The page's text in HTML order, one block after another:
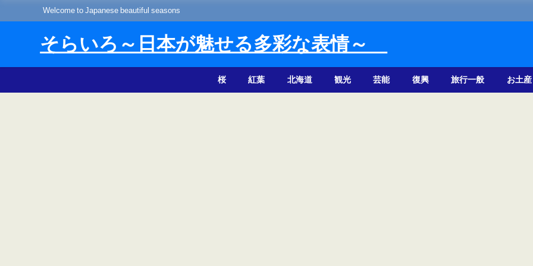
Welcome to Japanese beautiful seasons
そらいろ～日本が魅せる多彩な表情～
桜 紅葉 北海道 観光 芸能 復興 旅行一般 お土